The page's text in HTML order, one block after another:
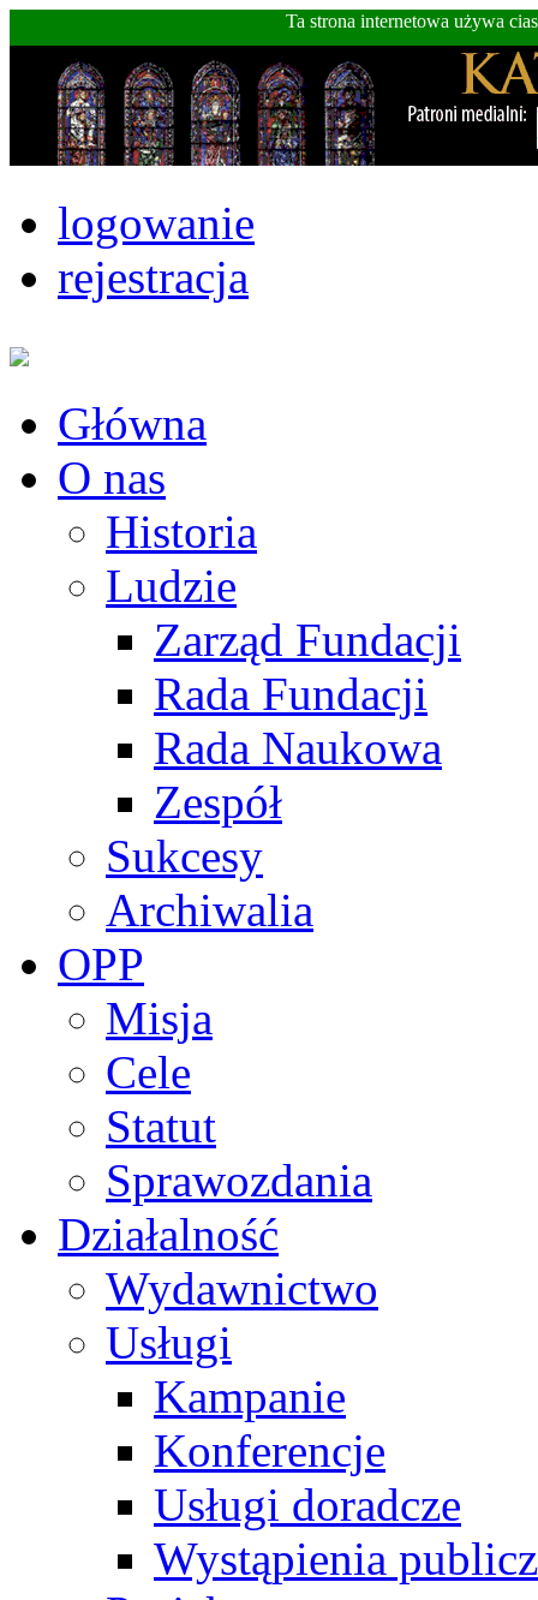
Ta strona internetowa używa
logowanie
rejestracja
Główna
O nas
Historia
Ludzie
Zarząd Fundacji
Rada Fundacji
Rada Naukowa
Zespół
Sukcesy
Archiwalia
OPP
Misja
Cele
Statut
Sprawozdania
Działalność
Wydawnictwo
Usługi
Kampanie
Konferencje
Usługi doradcze
Wystąpienia